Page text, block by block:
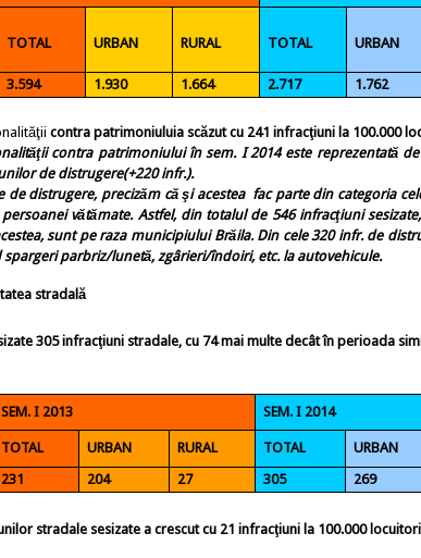
TOTAL URBAN RURAL TOTAL URBAN
3.594 1.930 1.664 2.717 1.762
contra patrimoniuluia scăzut cu 241 infracţiuni la 100.000
contra patrimoniului în sem. I 2014 este reprezentată de
de distrugere(+220 infr.).
distrugere, precizăm că şi acestea fac parte din categoria
vătămate. Astfel, din totalul de 546 infracţiuni
sunt pe raza municipiului Brăila. Din cele 320 infr. de
parbriz/lunetă, zgârieri/îndoiri, etc. la autovehicule.
stradală
305 infracţiuni stradale, cu 74 mai multe decât în perioada
SEM. I 2013 SEM. I 2014
TOTAL URBAN RURAL TOTAL URBAN
231 204 27 305 269
stradale sesizate a crescut cu 21 infracţiuni la 100.000